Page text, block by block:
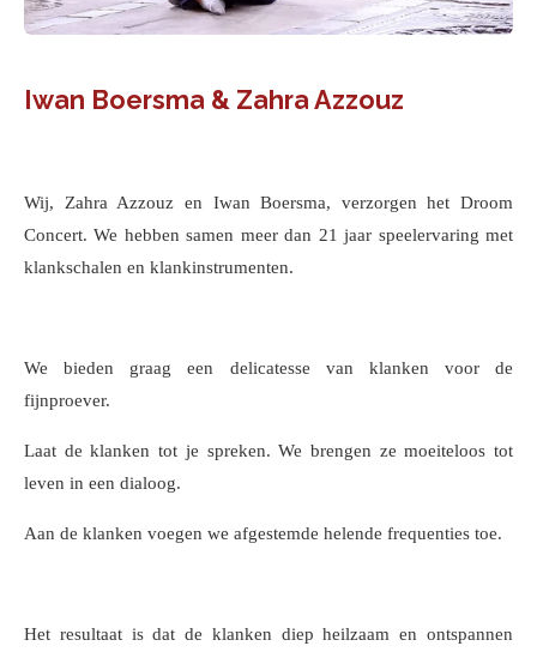
Iwan Boersma & Zahra Azzouz
Wij, Zahra Azzouz en Iwan Boersma, verzorgen het Droom
Concert. We hebben samen meer dan 21 jaar speelervaring met
klankschalen en klankinstrumenten.
We bieden graag een delicatesse van klanken voor de
fijnproever.
Laat de klanken tot je spreken. We brengen ze moeiteloos tot
leven in een dialoog.
Aan de klanken voegen we afgestemde helende frequenties toe.
Het resultaat is dat de klanken diep heilzaam en ontspannen